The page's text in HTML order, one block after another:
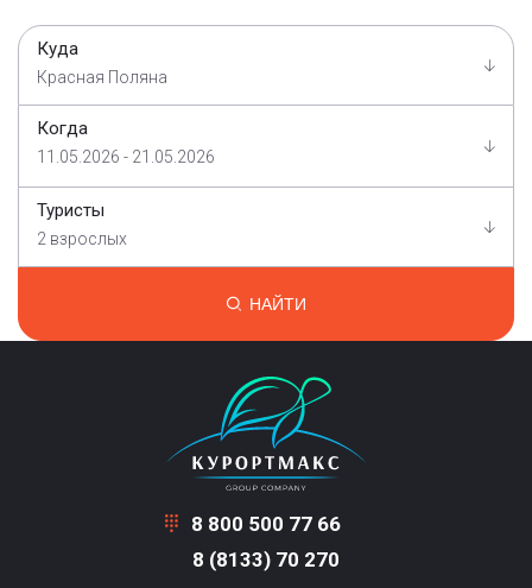
Куда
Красная Поляна
Когда
11.05.2026 - 21.05.2026
Туристы
2 взрослых
НАЙТИ
8 800 500 77 66
8 (8133) 70 270